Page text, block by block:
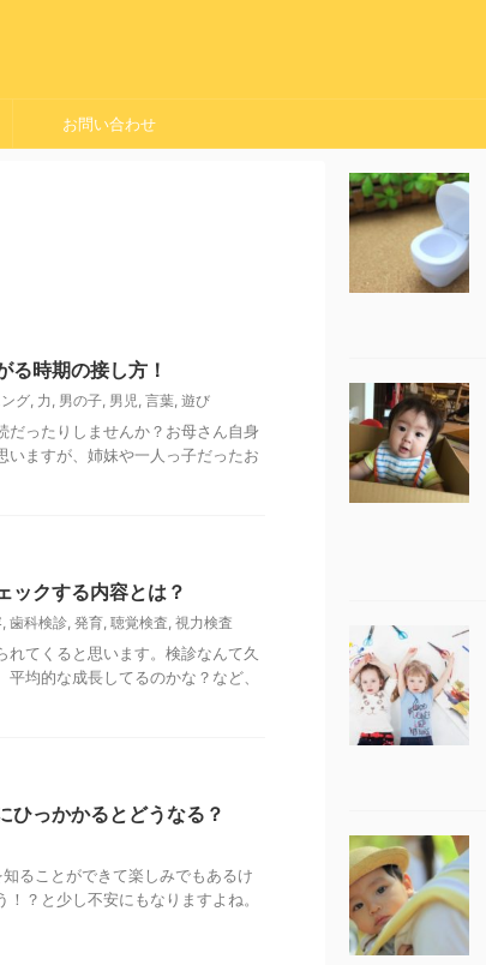
お問い合わせ
る時期の接し方！
グ, 力, 男の子, 男児, 言葉, 遊び
だったりしませんか？お母さん自身
いますが、姉妹や一人っ子だったお
ックする内容とは？
, 歯科検診, 発育, 聴覚検査, 視力検査
てくると思います。検診なんて久
均的な成長してるのかな？など、
ひっかかるとどうなる？
ることができて楽しみでもあるけ
？と少し不安にもなりますよね。